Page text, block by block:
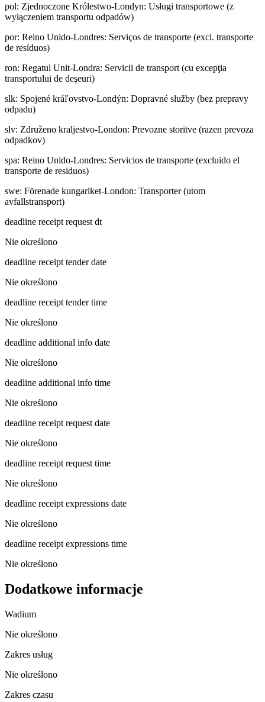
pol: Zjednoczone Królestwo-Londyn: Usługi transportowe (z
wyłączeniem transportu odpadów)
por: Reino Unido-Londres: Serviços de transporte (excl. transporte
de resíduos)
ron: Regatul Unit-Londra: Servicii de transport (cu excepţia
transportului de deşeuri)
slk: Spojené kráľovstvo-Londýn: Dopravné služby (bez prepravy
odpadu)
slv: Združeno kraljestvo-London: Prevozne storitve (razen prevoza
odpadkov)
spa: Reino Unido-Londres: Servicios de transporte (excluido el
transporte de residuos)
swe: Förenade kungariket-London: Transporter (utom
avfallstransport)
deadline receipt request dt
Nie określono
deadline receipt tender date
Nie określono
deadline receipt tender time
Nie określono
deadline additional info date
Nie określono
deadline additional info time
Nie określono
deadline receipt request date
Nie określono
deadline receipt request time
Nie określono
deadline receipt expressions date
Nie określono
deadline receipt expressions time
Nie określono
Dodatkowe informacje
Wadium
Nie określono
Zakres usług
Nie określono
Zakres czasu